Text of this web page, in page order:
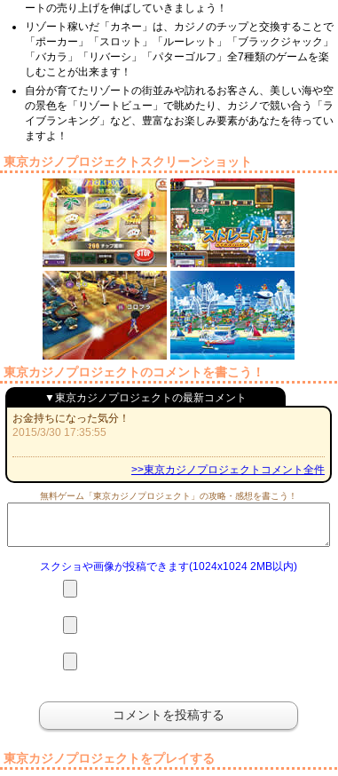
ートの売り上げを伸ばしていきましょう！
リゾート稼いだ「カネー」は、カジノのチップと交換することで
「ポーカー」「スロット」「ルーレット」「ブラックジャック」
「バカラ」「リバーシ」「パターゴルフ」全7種類のゲームを楽
しむことが出来ます！
自分が育てたリゾートの街並みや訪れるお客さん、美しい海や空
の景色を「リゾートビュー」で眺めたり、カジノで競い合う「ラ
イブランキング」など、豊富なお楽しみ要素があなたを待ってい
ますよ！
東京カジノプロジェクトスクリーンショット
東京カジノプロジェクトのコメントを書こう！
▼東京カジノプロジェクトの最新コメント
お金持ちになった気分！
2015/3/30 17:35:55
>>東京カジノプロジェクトコメント全件
無料ゲーム「東京カジノプロジェクト」の攻略・感想を書こう！
スクショや画像が投稿できます(1024x1024 2MB以内)
東京カジノプロジェクトをプレイする